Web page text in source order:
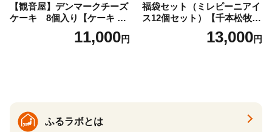
【観音屋】デンマークチーズ
ケーキ 8個入り【ケーキ チ
ーズケーキ 人気スイーツ お
すすめスイーツ 神戸スイー
11,000円
福袋セット（ミレピーニアイ
ス12個セット）【千本松牧
場】 ns025-014-12 【デザー
ト 詰め合わせ ギフト】
13,000円
ふるラボとは